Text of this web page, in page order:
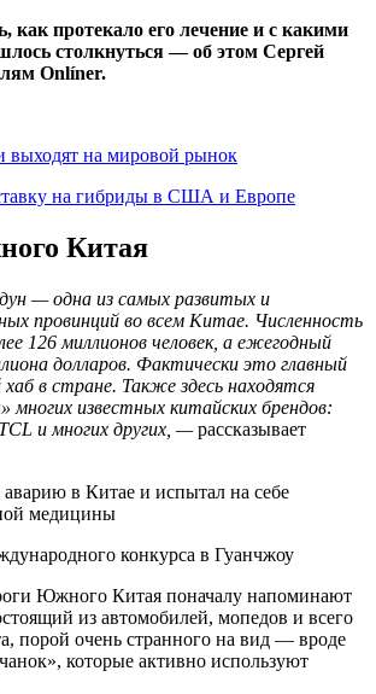
как протекало его лечение и с какими
столкнуться — об этом Сергей
Onlíner.
выходят на мировой рынок
на гибриды в США и Европе
Китая
— одна из самых развитых и
провинций во всем Китае. Численность
126 миллионов человек, а ежегодный
долларов. Фактически это главный
в стране. Также здесь находятся
многих известных китайских брендов:
и многих других, —рассказывает
конкурса в Гуанчжоу
Южного Китая поначалу напоминают
из автомобилей, мопедов и всего
порой очень странного на вид — вроде
которые активно используют